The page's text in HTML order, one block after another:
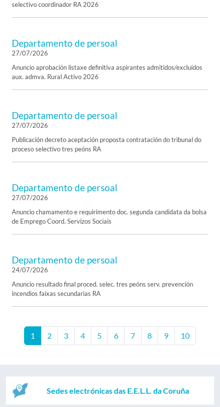
selectivo coordinador RA 2026
Departamento de persoal
27/07/2026
Anuncio aprobación listaxe definitiva aspirantes admitidos/excluídos
aux. admva. Rural Activo 2026
Departamento de persoal
27/07/2026
Publicación decreto aceptación proposta contratación do tribunal do
proceso selectivo tres peóns RA
Departamento de persoal
27/07/2026
Anuncio chamamento e requirimento doc. segunda candidata da bolsa
de Emprego Coord. Servizos Sociais
Departamento de persoal
24/07/2026
Anuncio resultado final proced. selec. tres peóns serv. prevención
incendios faixas secundarias RA
1 2 3 4 5 6 7 8 9 10
Sedes electrónicas das E.E.L.L. da Coruña